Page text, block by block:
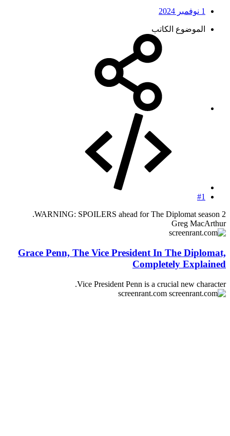
1 نوفمبر 2024
الموضوع الكاتب
#1
WARNING: SPOILERS ahead for The Diplomat season 2.
Greg MacArthur
Grace Penn, The Vice President In The Diplomat,
Completely Explained
Vice President Penn is a crucial new character.
screenrant.com